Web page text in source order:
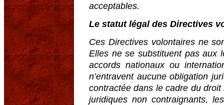
acceptables.
Le statut légal des Directives
Ces Directives volontaires ne
Elles ne se substituent pas aux
accords nationaux ou
n’entravent aucune obligation
contractée dans le cadre du
juridiques non contraignants,